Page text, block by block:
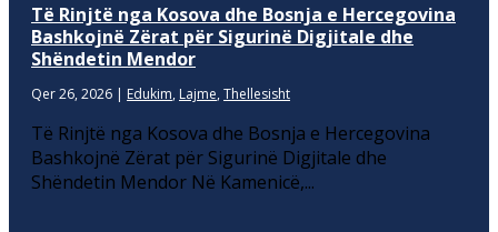
Të Rinjtë nga Kosova dhe Bosnja e Hercegovina
Bashkojnë Zërat për Sigurinë Digjitale dhe
Shëndetin Mendor
Qer 26, 2026 | Edukim, Lajme, Thellesisht
Të Rinjtë nga Kosova dhe Bosnja e Hercegovina
Bashkojnë Zërat për Sigurinë Digjitale dhe
Shëndetin Mendor Në Kamenicë,...